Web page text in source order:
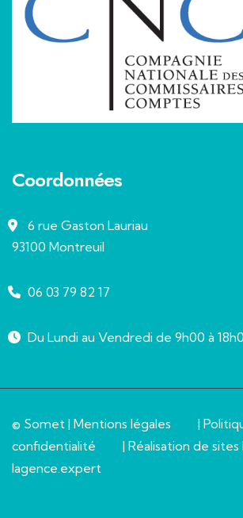
Coordonnées
6 rue Gaston Lauriau
93100 Montreuil
06 03 79 82 17
Du Lundi au Vendredi de 9h00 à
© Somet | Mentions légales |
confidentialité
| Réalisation de
lagence.expert